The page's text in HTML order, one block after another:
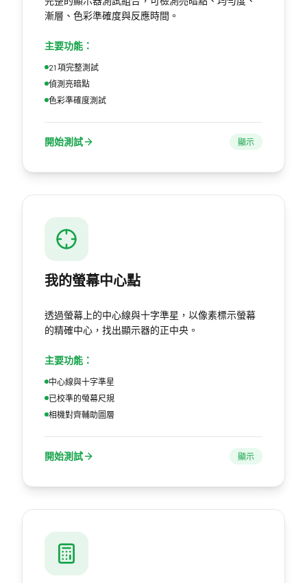
漸層、色彩準確度與反應時間。
主要功能：
21 項完整測試
偵測亮暗點
色彩準確度測試
開始測試 顯示
我的螢幕中心點
透過螢幕上的中心線與十字準星，以像素標示螢幕
的精確中心，找出顯示器的正中央。
主要功能：
中心線與十字準星
已校準的螢幕尺規
相機對齊輔助圖層
開始測試 顯示